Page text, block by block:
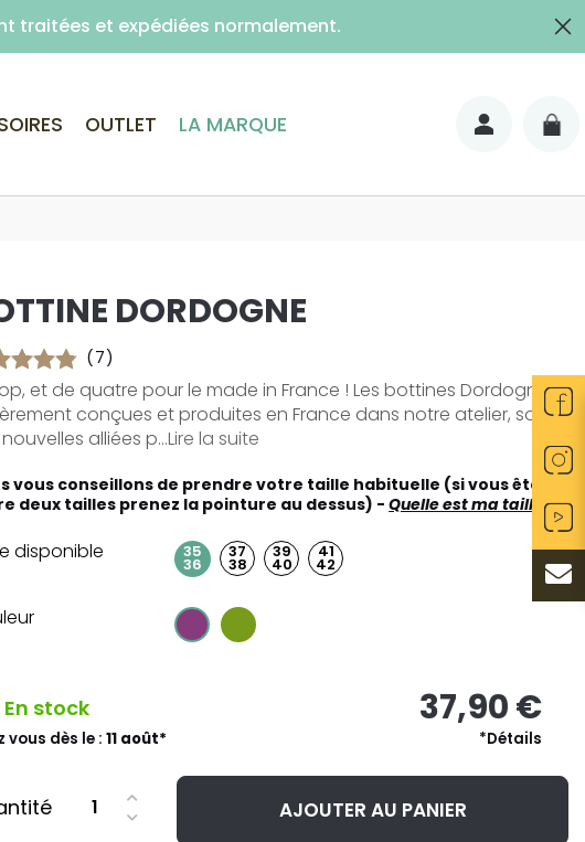
(point relais)
OUTLET LA MARQUE
DORDOGNE
(7)
et de quatre pour le made in France ! Les bottines Dordogne,
conçues et produites en France dans notre atelier, sont
alliées p...Lire la suite
vous conseillons de prendre votre taille habituelle (si vous êtes
deux tailles prenez la pointure au dessus) -Quelle est ma taille ?
disponible 35
36
37
38
39
40
41
42
En stock 37,90 €
vous dès le :11 août* *Détails
AJOUTER AU PANIER
traitées et expédiées normalement.